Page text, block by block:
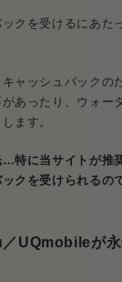
クを受けるにあた
ャッシュバックの
あったり、ウォー
ます。
特に当サイトが推
クを受けられるの
UQmobileが永